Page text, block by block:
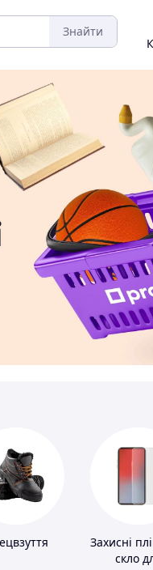
Знайти
Захисні
скло